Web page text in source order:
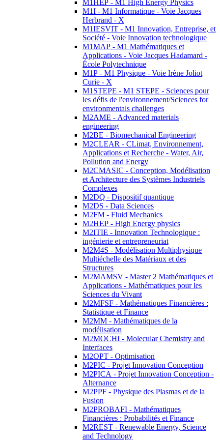
M1HEP - M1 High Energy Physics
M1I - M1 Informatique - Voie Jacques
Herbrand - X
M1IESVIT - M1 Innovation, Entreprise, et
Société - Voie Innovation technologique
M1MAP - M1 Mathématiques et
Applications - Voie Jacques Hadamard -
École Polytechnique
M1P - M1 Physique - Voie Irène Joliot
Curie - X
M1STEPE - M1 STEPE - Sciences pour
les défis de l'environnement/Sciences for
environmentals challenges
M2AME - Advanced materials
engineering
M2BE - Biomechanical Engineering
M2CLEAR - CLimat, Environnement,
Applications et Recherche - Water, Air,
Pollution and Energy
M2CMASIC - Conception, Modélisation
et Architecture des Systèmes Industriels
Complexes
M2DQ - Dispositif quantique
M2DS - Data Sciences
M2FM - Fluid Mechanics
M2HEP - High Energy physics
M2ITIE - Innovation Technologique :
ingénierie et entrepreneuriat
M2M4S - Modélisation Multiphysique
Multiéchelle des Matériaux et des
Structures
M2MAMSV - Master 2 Mathématiques et
Applications - Mathématiques pour les
Sciences du Vivant
M2MFSF - Mathématiques Financières :
Statistique et Finance
M2MM - Mathématiques de la
modélisation
M2MOCHI - Molecular Chemistry and
Interfaces
M2OPT - Optimisation
M2PIC - Projet Innovation Conception
M2PICA - Projet Innovation Conception -
Alternance
M2PPF - Physique des Plasmas et de la
Fusion
M2PROBAFI - Mathématiques
Financières : Probabilités et Finance
M2REST - Renewable Energy, Science
and Technology